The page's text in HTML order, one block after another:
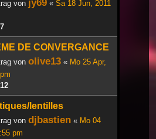
von jy69 « Sa 18 Jun, 2011
7
DE CONVERGANCE
von olive13 « Mo 25 Apr,
12
lentilles
von djbastien « Mo 04
pm